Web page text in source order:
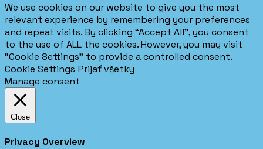
We use cookies on our website to give you the most
relevant experience by remembering your preferences
and repeat visits. By clicking “Accept All”, you consent
to the use of ALL the cookies. However, you may visit
"Cookie Settings" to provide a controlled consent.
Cookie Settings Prijať všetky
Manage consent
Close
Privacy Overview